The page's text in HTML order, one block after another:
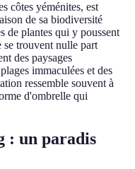
côtes yéménites, est
de sa biodiversité
de plantes qui y poussent
se trouvent nulle part
des paysages
immaculées et des
ressemble souvent à
d'ombrelle qui
: un paradis